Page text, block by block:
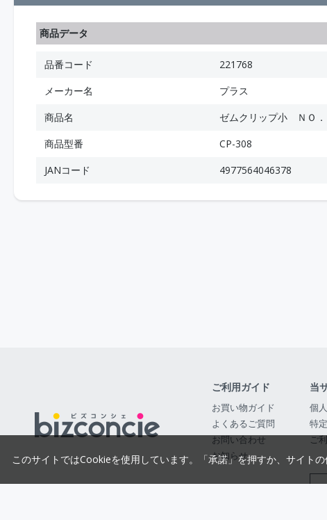
商品データ
品番コード
221768
メーカー名
プラス
商品名
ゼムクリップ小 ＮＯ
商品型番
CP-308
JANコード
4977564046378
ご利用ガイド
お買い物ガイド
よくあるご質問
お問い合わせ
お知らせ
当
個
特
ご
このサイトではCookieを使用しています。「承諾」を押すか、サイト